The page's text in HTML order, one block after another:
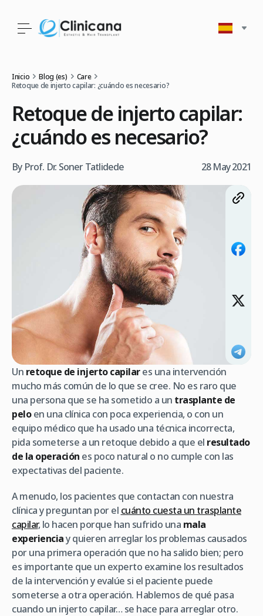
Inicio Blog (es)
Care
Retoque de injerto capilar: ¿cuándo es necesario?
Retoque de injerto capilar:
¿cuándo es necesario?
By Prof. Dr. Soner Tatlidede 28 May 2021
Un retoque de injerto capilares una intervención
mucho más común de lo que se cree. No es raro que
una persona que se ha sometido a un trasplante de
peloen una clínica con poca experiencia, o con un
equipo médico que ha usado una técnica incorrecta,
pida someterse a un retoque debido a que el resultado
de la operación es poco natural o no cumple con las
expectativas del paciente.
A menudo, los pacientes que contactan con nuestra
clínica y preguntan por el cuánto cuesta un trasplante
capilar, lo hacen porque han sufrido una mala
experienciay quieren arreglar los problemas causados
por una primera operación que no ha salido bien; pero
es importante que un experto examine los resultados
de la intervención y evalúe si el paciente puede
someterse a otra operación. Hablemos de qué pasa
cuando un injerto capilar… se hace para arreglar otro.